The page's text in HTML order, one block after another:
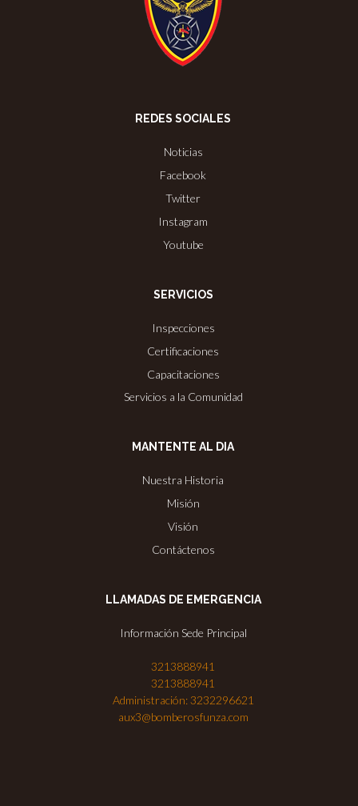
REDES SOCIALES
Noticias
Facebook
Twitter
Instagram
Youtube
SERVICIOS
Inspecciones
Certificaciones
Capacitaciones
Servicios a la Comunidad
MANTENTE AL DIA
Nuestra Historia
Misión
Visión
Contáctenos
LLAMADAS DE EMERGENCIA
Información Sede Principal
3213888941
3213888941
Administración: 3232296621
aux3@bomberosfunza.com